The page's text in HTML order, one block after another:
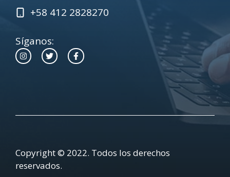
+58 412 2828270
Síganos:
Copyright © 2022. Todos los derechos
reservados.